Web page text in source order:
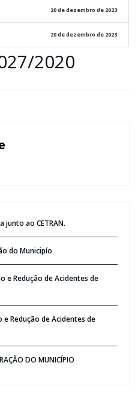
20 de dezembro de 2023
20 de dezembro de 2023
2020
ao CETRAN.
do Municipío
e Redução de Acidentes de
Redução de Acidentes de
DO MUNICÍPIO